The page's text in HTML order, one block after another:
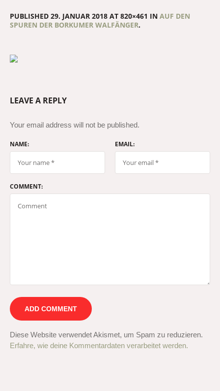
PUBLISHED 29. JANUAR 2018 AT 820×461 IN AUF DEN
SPUREN DER BORKUMER WALFÄNGER.
LEAVE A REPLY
Your email address will not be published.
NAME: EMAIL:
COMMENT:
Diese Website verwendet Akismet, um Spam zu reduzieren.
Erfahre, wie deine Kommentardaten verarbeitet werden.